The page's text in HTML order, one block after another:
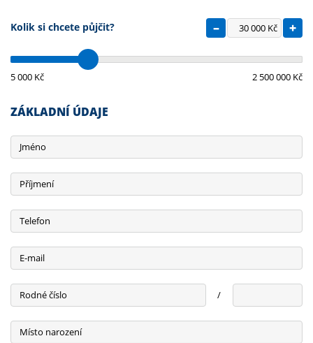
Kolik si chcete půjčit?
5 000 Kč 2 500 000 Kč
– +
Kč
ZÁKLADNÍ ÚDAJE
Jméno
Příjmení
Telefon
E-mail
Rodné číslo /
Místo narození